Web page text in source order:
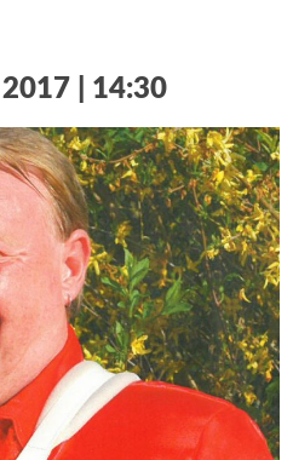
| 14:30